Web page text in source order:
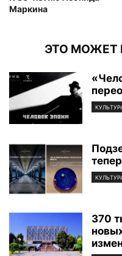
Маркина
ЭТО МОЖЕТ
370